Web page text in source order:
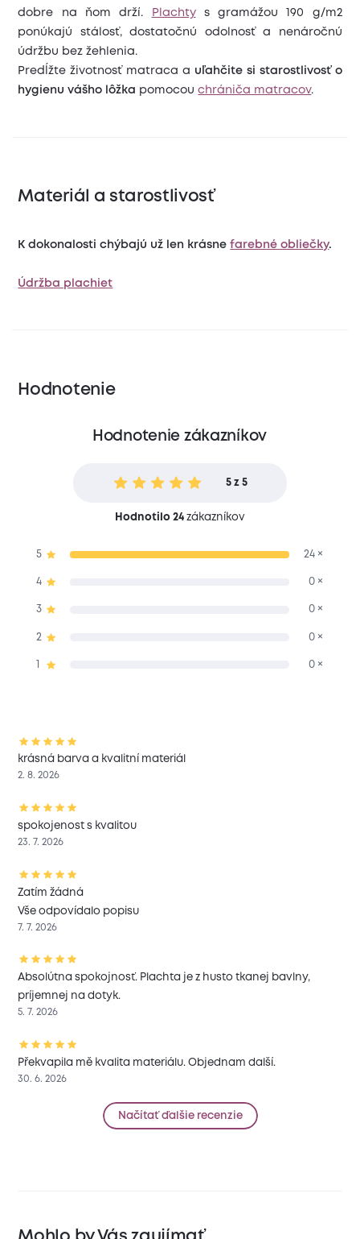
dobre na ňom drží. Plachtys gramážou 190 g/m2
ponúkajú stálosť, dostatočnú odolnosť a nenáročnú
údržbu bez žehlenia.
Predĺžte životnosť matraca a uľahčite si starostlivosť o
hygienu vášho lôžka pomocouchrániča matracov.
Materiál a starostlivosť
K dokonalosti chýbajú už len krásnefarebné obliečky.
Údržba plachiet
Hodnotenie
Hodnotenie zákazníkov
5 z 5
Hodnotilo 24zákazníkov
5 24 ×
4 0 ×
3 0 ×
2 0 ×
0 ×
krásná barva a kvalitní materiál
2. 8. 2026
spokojenost s kvalitou
23. 7. 2026
Zatím žádná
Vše odpovídalo popisu
7. 7. 2026
Absolútna spokojnosť. Plachta je z husto tkanej bavlny,
príjemnej na dotyk.
5. 7. 2026
Překvapila mě kvalita materiálu. Objednam další.
30. 6. 2026
Načítať ďalšie recenzie